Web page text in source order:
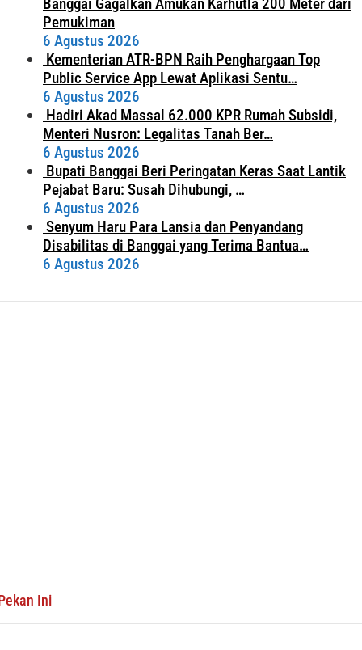
Pemukiman
6 Agustus 2026
Kementerian ATR-BPN Raih Penghargaan Top
Public Service App Lewat Aplikasi Sentu…
6 Agustus 2026
Hadiri Akad Massal 62.000 KPR Rumah Subsidi,
Menteri Nusron: Legalitas Tanah Ber…
6 Agustus 2026
Bupati Banggai Beri Peringatan Keras Saat Lantik
Pejabat Baru: Susah Dihubungi, …
6 Agustus 2026
Senyum Haru Para Lansia dan Penyandang
Disabilitas di Banggai yang Terima Bantua…
6 Agustus 2026
Ini